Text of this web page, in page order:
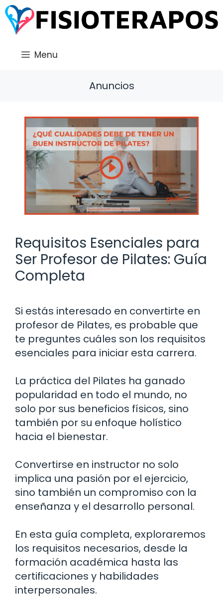
Saltar
al
contenido
Menu
Anuncios
Requisitos Esenciales para
Ser Profesor de Pilates: Guía
Completa
Si estás interesado en convertirte en
profesor de Pilates, es probable que
te preguntes cuáles son los requisitos
esenciales para iniciar esta carrera.
La práctica del Pilates ha ganado
popularidad en todo el mundo, no
solo por sus beneficios físicos, sino
también por su enfoque holístico
hacia el bienestar.
Convertirse en instructor no solo
implica una pasión por el ejercicio,
sino también un compromiso con la
enseñanza y el desarrollo personal.
En esta guía completa, exploraremos
los requisitos necesarios, desde la
formación académica hasta las
certificaciones y habilidades
interpersonales.